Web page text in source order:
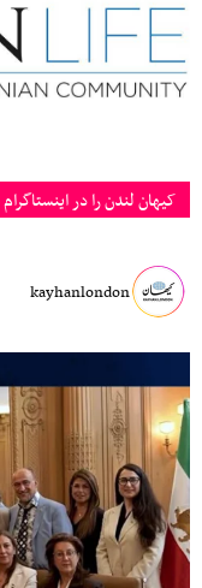
کیهان لندن را در
kayhanlondon